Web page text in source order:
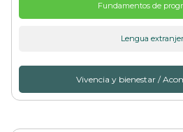
Fundamentos de
Lengua
Vivencia y bienestar /